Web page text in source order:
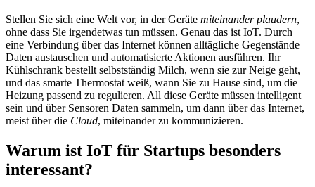
Stellen Sie sich eine Welt vor, in der Geräte miteinander plaudern,
ohne dass Sie irgendetwas tun müssen. Genau das ist IoT. Durch
eine Verbindung über das Internet können alltägliche Gegenstände
Daten austauschen und automatisierte Aktionen ausführen. Ihr
Kühlschrank bestellt selbstständig Milch, wenn sie zur Neige geht,
und das smarte Thermostat weiß, wann Sie zu Hause sind, um die
Heizung passend zu regulieren. All diese Geräte müssen intelligent
sein und über Sensoren Daten sammeln, um dann über das Internet,
meist über die Cloud, miteinander zu kommunizieren.
Warum ist IoT für Startups besonders
interessant?